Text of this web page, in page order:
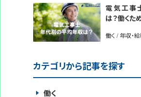
電気工事
は？働くた
働く / 年収・
カテゴリから記事を探す
働く